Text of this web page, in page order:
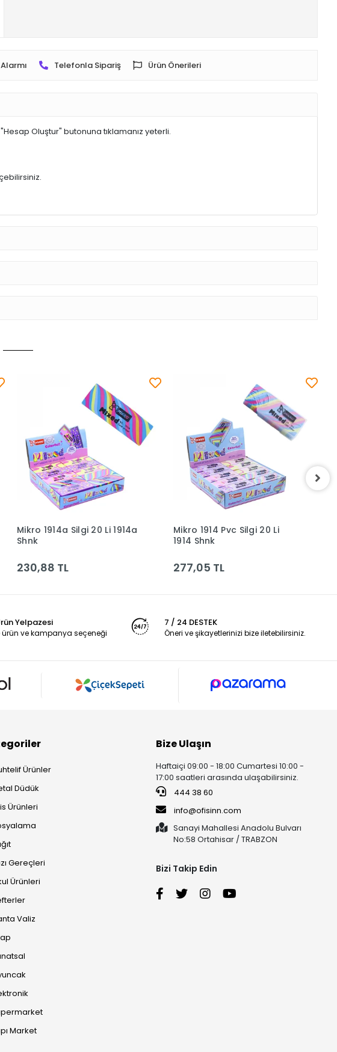
Telefonla Sipariş Ürün Önerileri
Oluştur" butonuna tıklamanız yeterli.
Sepete Ekle
Mikro 1914a Silgi 20 Li 1914a
Shnk
230,88 TL
Sepete Ekle
Mikro 1914 Pvc Silgi 20 Li
1914 Shnk
277,05 TL
Yelpazesi
ürün ve kampanya seçeneği
7 / 24 DESTEK
Öneri ve şikayetlerinizi bize iletebilirsiniz.
Ürünler
Düdük
Ürünleri
Gereçleri
Ürünleri
Valiz
Market
Bize Ulaşın
Haftaiçi 09:00 - 18:00 Cumartesi 10:00 -
17:00 saatleri arasında ulaşabilirsiniz.
444 38 60
info@ofisinn.com
Sanayi Mahallesi Anadolu Bulvarı
No:58 Ortahisar / TRABZON
Bizi Takip Edin